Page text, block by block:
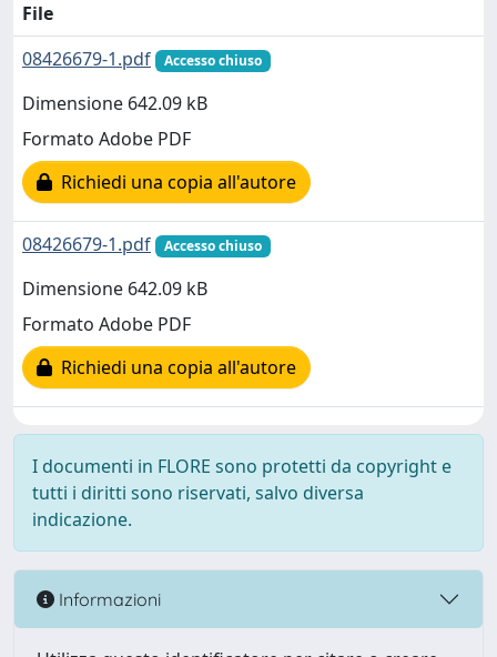
File
08426679-1.pdf
Accesso chiuso
Dimensione 642.09 kB
Formato Adobe PDF
Richiedi una copia all'autore
08426679-1.pdf Accesso chiuso
Dimensione 642.09 kB
Formato Adobe PDF
Richiedi una copia all'autore
I documenti in FLORE sono protetti da copyright e
tutti i diritti sono riservati, salvo diversa
indicazione.
Informazioni